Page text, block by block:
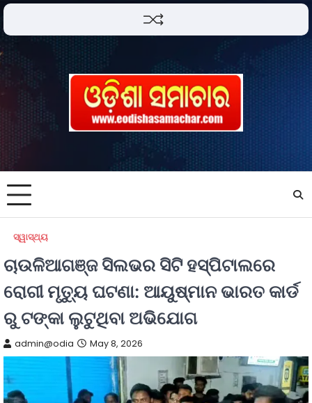
ସ୍ୱାସ୍ଥ୍ୟ
ଚାଉଳିଆଗଞ୍ଜ ସିଲଭର ସିଟି ହସ୍ପିଟାଲରେ
ରୋଗୀ ମୃତ୍ୟୁ ଘଟଣା: ଆୟୁଷ୍ମାନ ଭାରତ କାର୍ଡ
ରୁ ଟଙ୍କା ଲୁଟୁଥିବା ଅଭିଯୋଗ
admin@odia May 8, 2026